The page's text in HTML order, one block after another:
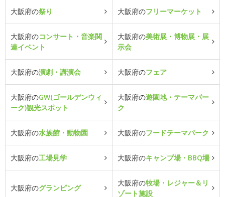
大阪府の祭り 大阪府のフリーマーケット
大阪府のコンサート・音楽関
連イベント
大阪府の美術展・博物展・展
示会
大阪府の演劇・講演会 大阪府のフェア
大阪府のGW(ゴールデンウィ
ーク)観光スポット
大阪府の遊園地・テーマパー
ク
大阪府の水族館・動物園 大阪府のフードテーマパーク
大阪府の工場見学 大阪府のキャンプ場・BBQ場
大阪府のグランピング
大阪府の牧場・レジャー＆リ
ゾート施設